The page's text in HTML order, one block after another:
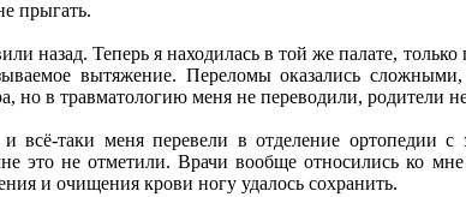
прыгать.
назад. Теперь я находилась в той же палате,
вытяжение. Переломы оказались
но в травматологию меня не переводили, родители
всё-таки меня перевели в отделение ортопедии
это не отметили. Врачи вообще относились ко
и очищения крови ногу удалось сохранить.